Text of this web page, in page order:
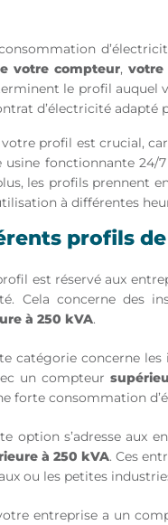
votre compteur,votre
le profil auquel
d’électricité adapté
profil est crucial,
usine fonctionnante 24/
les profils prennent
à différentes
profils
est réservéaux
Cela concerne des
à 250 kVA.
catégorie concerne
un compteur
forte consommation
option s’adresse aux
à 250 kVA. Ces
ou les petites
entreprise a un